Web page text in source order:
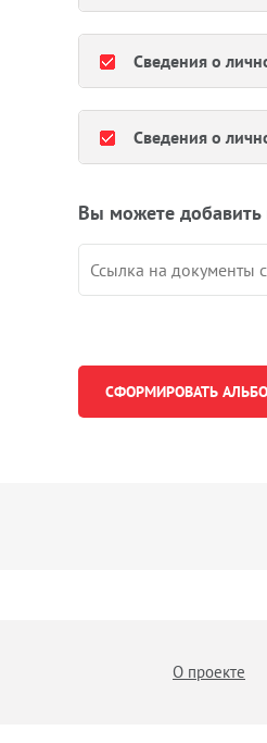
Сведения о
Сведения о
Вы можете
О проекте